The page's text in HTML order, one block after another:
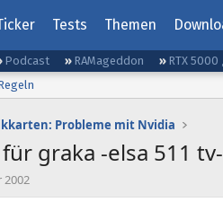
Tests Themen
Podcast RAMageddon RTX 5000
Probleme mit Nvidia
graka -elsa 511
2002